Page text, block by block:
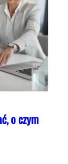
o czym